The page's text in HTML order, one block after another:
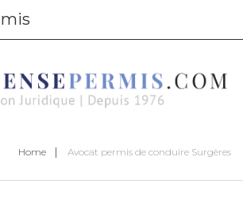
Home Avocat permis de conduire Surgères